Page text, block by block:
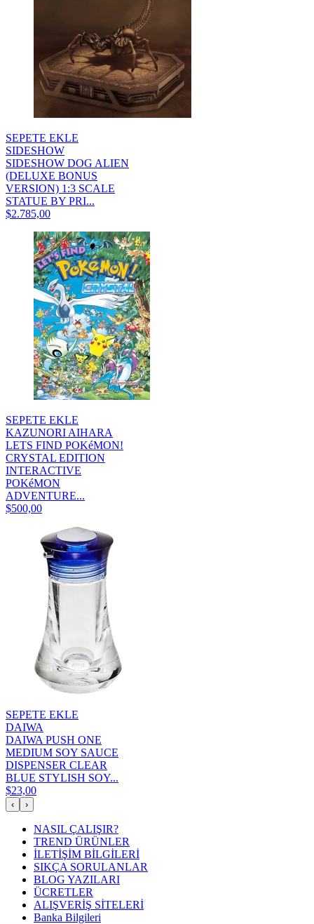
SEPETE EKLE
SIDESHOW
SIDESHOW DOG ALIEN
(DELUXE BONUS
VERSION) 1:3 SCALE
STATUE BY PRI...
$2.785,00
SEPETE EKLE
KAZUNORI AIHARA
LETS FIND POKéMON!
CRYSTAL EDITION
INTERACTIVE
POKéMON
ADVENTURE...
$500,00
SEPETE EKLE
DAIWA
DAIWA PUSH ONE
MEDIUM SOY SAUCE
DISPENSER CLEAR
BLUE STYLISH SOY...
$23,00
‹ ›
NASIL ÇALIŞIR?
TREND ÜRÜNLER
İLETİŞİM BİLGİLERİ
SIKÇA SORULANLAR
BLOG YAZILARI
ÜCRETLER
ALIŞVERİŞ SİTELERİ
Banka Bilgileri